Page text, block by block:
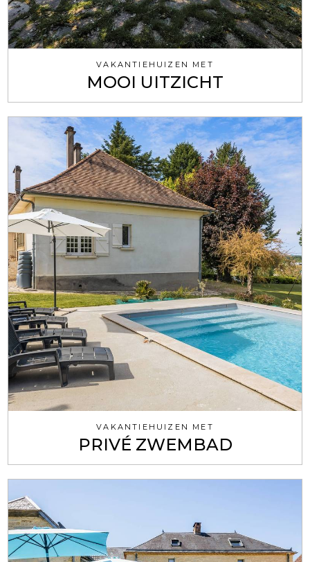
VAKANTIEHUIZEN MET
MOOI UITZICHT
VAKANTIEHUIZEN MET
PRIVÉ ZWEMBAD